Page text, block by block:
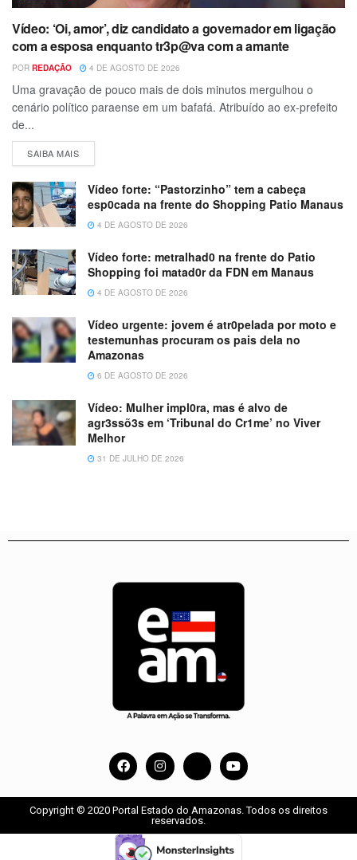
Vídeo: ‘Oi, amor’, diz candidato a governador em ligação
com a esposa enquanto tr3p@va com a amante
POR REDAÇÃO 4 DE AGOSTO DE 2026
Uma gravação de pouco mais de dois minutos mergulhou o
cenário político paraense em um bafafá. Atribuído ao ex-prefeito
de...
SAIBA MAIS
Vídeo forte: “Pastorzinho” tem a cabeça
esp0cada na frente do Shopping Patio Manaus
4 DE AGOSTO DE 2026
Vídeo forte: metralhad0 na frente do Patio
Shopping foi matad0r da FDN em Manaus
4 DE AGOSTO DE 2026
Vídeo urgente: jovem é atr0pelada por moto e
testemunhas procuram os pais dela no
Amazonas
6 DE AGOSTO DE 2026
Vídeo: Mulher impl0ra, mas é alvo de
agr3ssõ3s em ‘Tribunal do Cr1me’ no Viver
Melhor
31 DE JULHO DE 2026
Copyright © 2020 Portal Estado do Amazonas. Todos os direitos
reservados.